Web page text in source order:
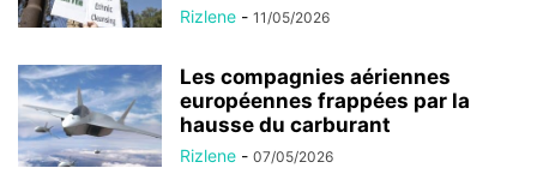
Rizlene - 11/05/2026
Les compagnies aériennes
européennes frappées par la
hausse du carburant
Rizlene - 07/05/2026